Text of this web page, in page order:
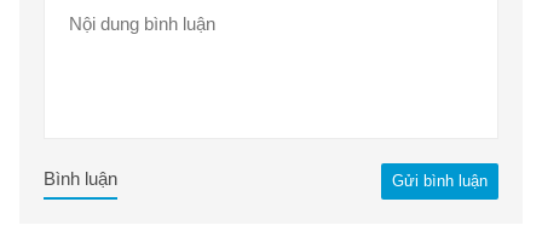
Gửi bình luận
Bình luận